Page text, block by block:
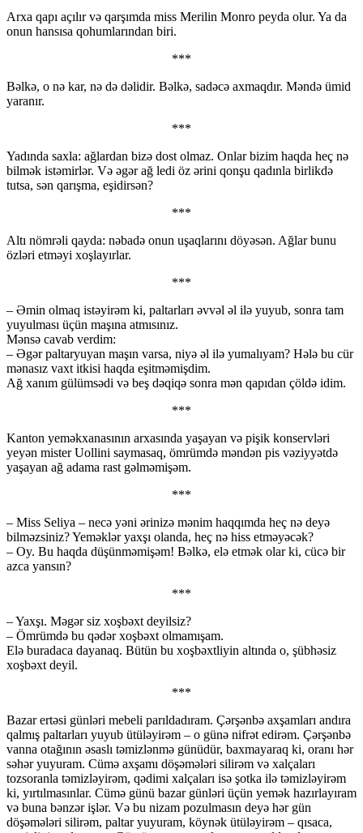
Arxa qapı açılır və qarşımda miss Merilin Monro peyda olur. Ya da
onun hansısa qohumlarından biri.
***
Bəlkə, o nə kar, nə də dəlidir. Bəlkə, sadəcə axmaqdır. Məndə ümid
yaranır.
***
Yadında saxla: ağlardan bizə dost olmaz. Onlar bizim haqda heç nə
bilmək istəmirlər. Və əgər ağ ledi öz ərini qonşu qadınla birlikdə
tutsa, sən qarışma, eşidirsən?
***
Altı nömrəli qayda: nəbadə onun uşaqlarını döyəsən. Ağlar bunu
özləri etməyi xoşlayırlar.
***
– Əmin olmaq istəyirəm ki, paltarları əvvəl əl ilə yuyub, sonra tam
yuyulması üçün maşına atmısınız.
Mənsə cavab verdim:
– Əgər paltaryuyan maşın varsa, niyə əl ilə yumalıyam? Hələ bu cür
mənasız vaxt itkisi haqda eşitməmişdim.
Ağ xanım gülümsədi və beş dəqiqə sonra mən qapıdan çöldə idim.
***
Kanton yeməkxanasının arxasında yaşayan və pişik konservləri
yeyən mister Uollini saymasaq, ömrümdə məndən pis vəziyyətdə
yaşayan ağ adama rast gəlməmişəm.
***
– Miss Seliya – necə yəni ərinizə mənim haqqımda heç nə deyə
bilməzsiniz? Yeməklər yaxşı olanda, heç nə hiss etməyəcək?
– Oy. Bu haqda düşünməmişəm! Bəlkə, elə etmək olar ki, cücə bir
azca yansın?
***
– Yaxşı. Məgər siz xoşbəxt deyilsiz?
– Ömrümdə bu qədər xoşbəxt olmamışam.
Elə buradaca dayanaq. Bütün bu xoşbəxtliyin altında o, şübhəsiz
xoşbəxt deyil.
***
Bazar ertəsi günləri mebeli parıldadıram. Çərşənbə axşamları andıra
qalmış paltarları yuyub ütüləyirəm – o günə nifrət edirəm. Çərşənbə
vanna otağının əsaslı təmizlənmə günüdür, baxmayaraq ki, oranı hər
səhər yuyuram. Cümə axşamı döşəmələri silirəm və xalçaları
tozsoranla təmizləyirəm, qədimi xalçaları isə şotka ilə təmizləyirəm
ki, yırtılmasınlar. Cümə günü bazar günləri üçün yemək hazırlayıram
və buna bənzər işlər. Və bu nizam pozulmasın deyə hər gün
döşəmələri silirəm, paltar yuyuram, köynək ütüləyirəm – qısaca,